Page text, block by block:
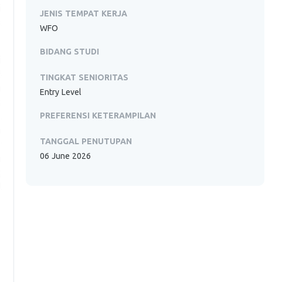
JENIS TEMPAT KERJA
WFO
BIDANG STUDI
TINGKAT SENIORITAS
Entry Level
PREFERENSI KETERAMPILAN
TANGGAL PENUTUPAN
06 June 2026